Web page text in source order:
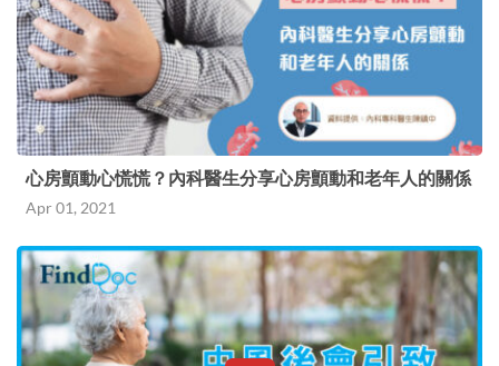
心房顫動心慌慌？內科醫生分享心房顫動和老年人的關係
Apr 01, 2021